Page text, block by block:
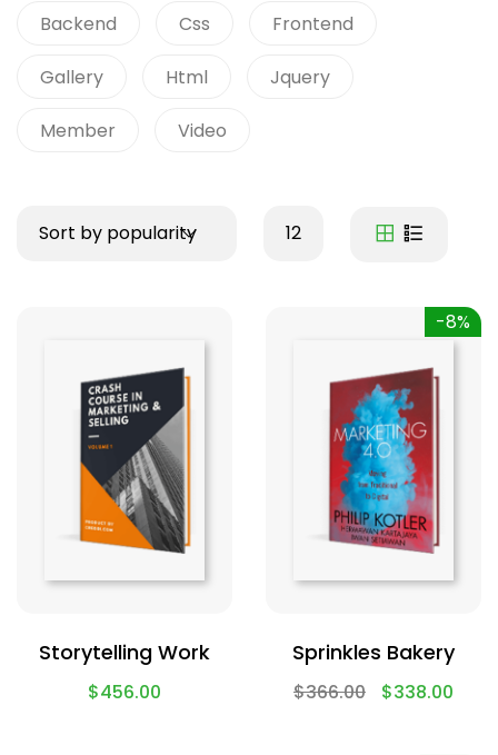
Backend Css Frontend
Gallery Html Jquery
Member Video
Sort by popularity 12
Storytelling Work
$456.00
-8%
Sprinkles Bakery
$366.00 $338.00